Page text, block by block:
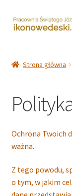
Przejdź
do
Przejdź
do
Koszty wysyłki
Newsletter
Polityka
Strona główna
Ochrona Twoich
ważna.
Z tego powodu,
o tym, w jakim